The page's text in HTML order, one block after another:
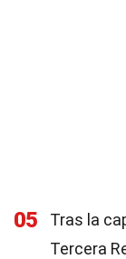
05
Tras la
Tercera